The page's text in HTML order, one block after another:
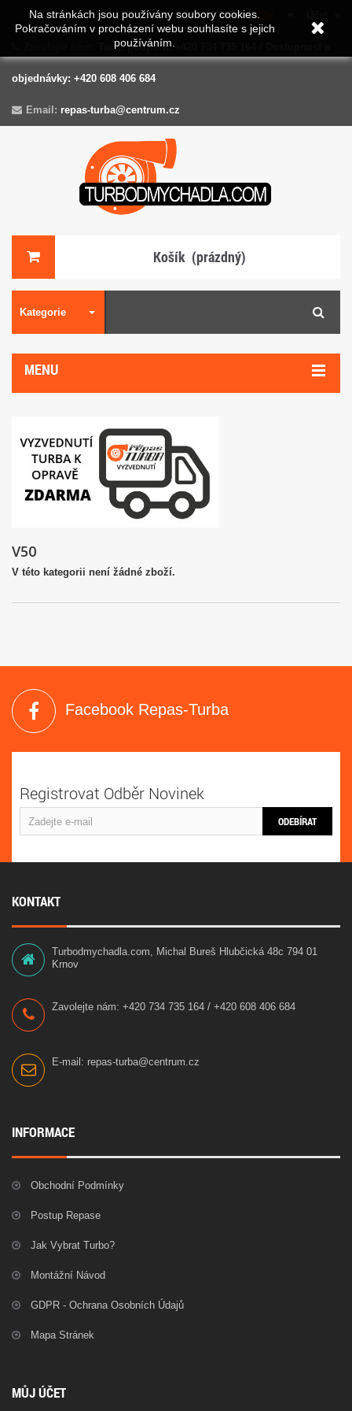
Na stránkách jsou používány soubory cookies.
Pokračováním v procházení webu souhlasíte s jejich
používáním.
Měna : CZK
Tech. podpora: +420 734 735 164 / Dostupnost a
objednávky: +420 608 406 684
Email: repas-turba@centrum.cz
Košík (prázdný)
Kategorie
MENU
V50
V této kategorii není žádné zboží.
Facebook Repas-Turba
Registrovat Odběr Novinek
ODEBÍRAT
KONTAKT
Turbodmychadla.com, Michal Bureš Hlubčická 48c 794 01
Krnov
Zavolejte nám: +420 734 735 164 / +420 608 406 684
E-mail: repas-turba@centrum.cz
INFORMACE
Obchodní Podmínky
Postup Repase
Jak Vybrat Turbo?
Montážní Návod
GDPR - Ochrana Osobních Údajů
Mapa Stránek
MŮJ ÚČET